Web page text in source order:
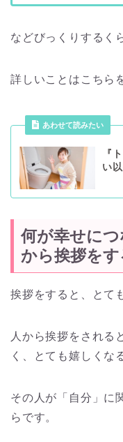
などびっくりするく
詳しいことはこちら
あわせて読みたい
『
い
何が幸せに
から挨拶をす
挨拶をすると、とて
人から挨拶をされる
く、とても嬉しくな
その人が「自分」に
らです。